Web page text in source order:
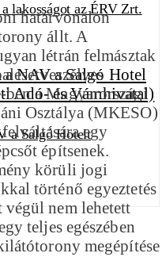
lakosságot az ÉRV Zrt.
a Salgó Hotelt
határvonalon
állt. A
létrán felmásztak
a Magyarországi
Osztálya (MKESO)
egy
építsenek.
körüli jogi
történő egyeztetés
végül nem lehetett
teljes egészében
megépítése